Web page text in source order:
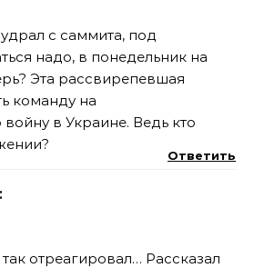
с саммита, под
надо, в понедельник на
Эта рассвирепевшая
команду на
в Украине. Ведь кто
Ответить
:
отреагировал… Рассказал